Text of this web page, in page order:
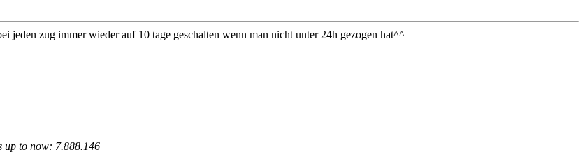
jeden zug immer wieder auf 10 tage geschalten wenn man nicht unter 24h gezogen hat^^
up to now: 7.888.146